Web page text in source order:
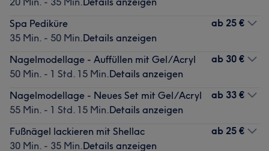
Spa Pediküre
35 Min. - 50 Min.Details anzeigen
ab 25 €
Nagelmodellage - Auffüllen mit Gel/Acryl
50 Min. - 1 Std. 15 Min.Details anzeigen
ab 30 €
Nagelmodellage - Neues Set mit Gel/Acryl
55 Min. - 1 Std. 15 Min.Details anzeigen
ab 33 €
Fußnägel lackieren mit Shellac
30 Min. - 35 Min.Details anzeigen
ab 25 €